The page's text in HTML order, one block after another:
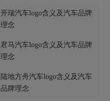
开瑞汽车logo含义及汽车品牌
理念
君马汽车logo含义及汽车品牌
理念
陆地方舟汽车logo含义及汽车
品牌理念